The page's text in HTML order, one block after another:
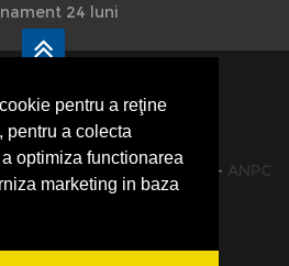
pentru a reţine
pentru a colecta
optimiza functionarea
marketing in baza
24 luni
Vile Pensiuni
byVilonMedia&TekaBility - ANPC
SOL